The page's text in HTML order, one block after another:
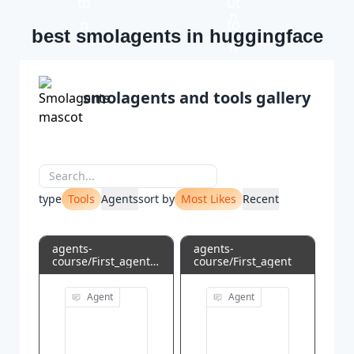
best smolagents in huggingface